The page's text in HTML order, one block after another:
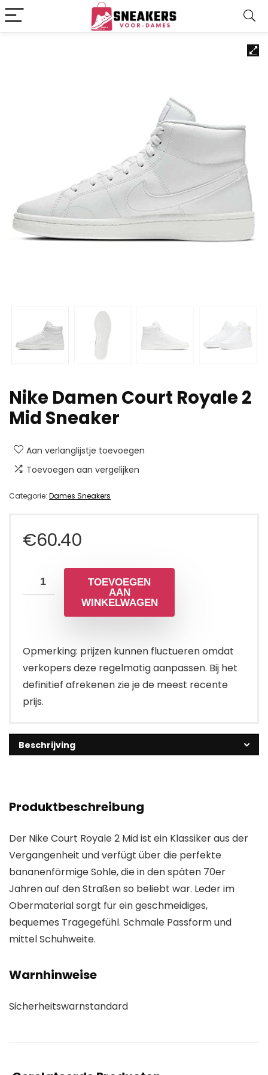
Nike Damen Court Royale 2
Mid Sneaker
Aan verlanglijstje toevoegen
Toevoegen aan vergelijken
Categorie: Dames Sneakers
€60.40
TOEVOEGEN
AAN
WINKELWAGEN
Opmerking: prijzen kunnen fluctueren omdat
verkopers deze regelmatig aanpassen. Bij het
definitief afrekenen zie je de meest recente
prijs.
Beschrijving
Produktbeschreibung
Der Nike Court Royale 2 Mid ist ein Klassiker aus der
Vergangenheit und verfügt über die perfekte
bananenförmige Sohle, die in den späten 70er
Jahren auf den Straßen so beliebt war. Leder im
Obermaterial sorgt für ein geschmeidiges,
bequemes Tragegefühl. Schmale Passform und
mittel Schuhweite.
Warnhinweise
Sicherheitswarnstandard